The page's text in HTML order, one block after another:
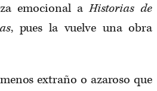
emocional aHistorias de
, pues la vuelve una obra
extraño o azaroso que